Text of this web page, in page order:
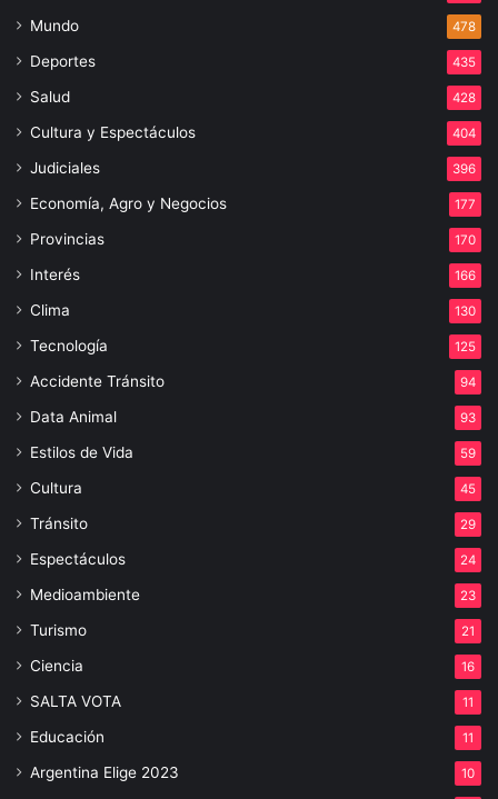
Mundo 478
Deportes 435
Salud 428
Cultura y Espectáculos 404
Judiciales 396
Economía, Agro y Negocios 177
Provincias 170
Interés 166
Clima 130
Tecnología 125
Accidente Tránsito 94
Data Animal 93
Estilos de Vida 59
Cultura 45
Tránsito 29
Espectáculos 24
Medioambiente 23
Turismo 21
Ciencia 16
SALTA VOTA 11
Educación 11
Argentina Elige 2023 10